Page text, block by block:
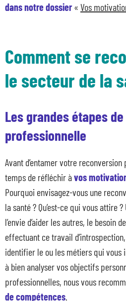
dans notre dossier« Vos
Comment se
le secteur de la
Les grandes étapes
professionnelle
Avant d’entamer votre
temps de réfléchir àvos
Pourquoi envisagez-vous une
la santé ? Qu’est-ce qui vous attire
l’envie d’aider les autres, le besoin
effectuant ce travail
identifier le ou les métiers qui vous
à bien analyser vos objectifs
professionnelles, nous vous
de compétences